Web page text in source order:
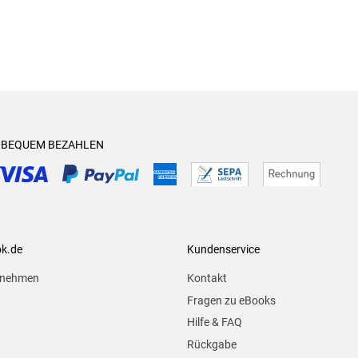
BEZAHLEN
Kundenservice
Kontakt
Fragen zu eBooks
Hilfe & FAQ
Rückgabe